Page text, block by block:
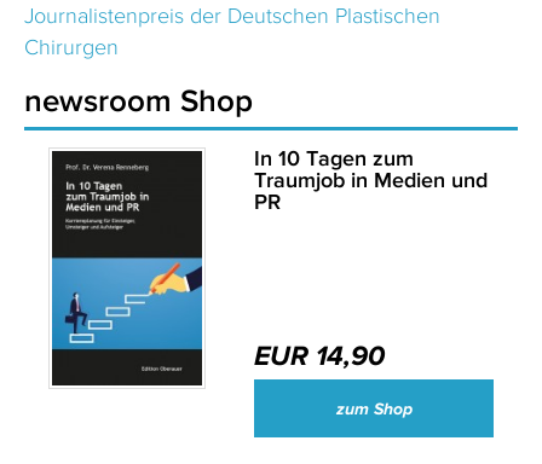
Journalistenpreis der Deutschen Plastischen
Chirurgen
newsroom Shop
In 10 Tagen zum
Traumjob in Medien und
PR
EUR 14,90
zum Shop